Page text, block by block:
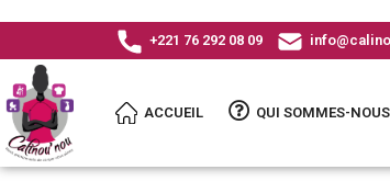
+221 76 292 08 09
ACCUEIL QUI SOMMES-